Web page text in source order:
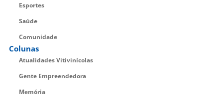
Esportes
Saúde
Comunidade
Colunas
Atualidades Vitivinícolas
Gente Empreendedora
Memória